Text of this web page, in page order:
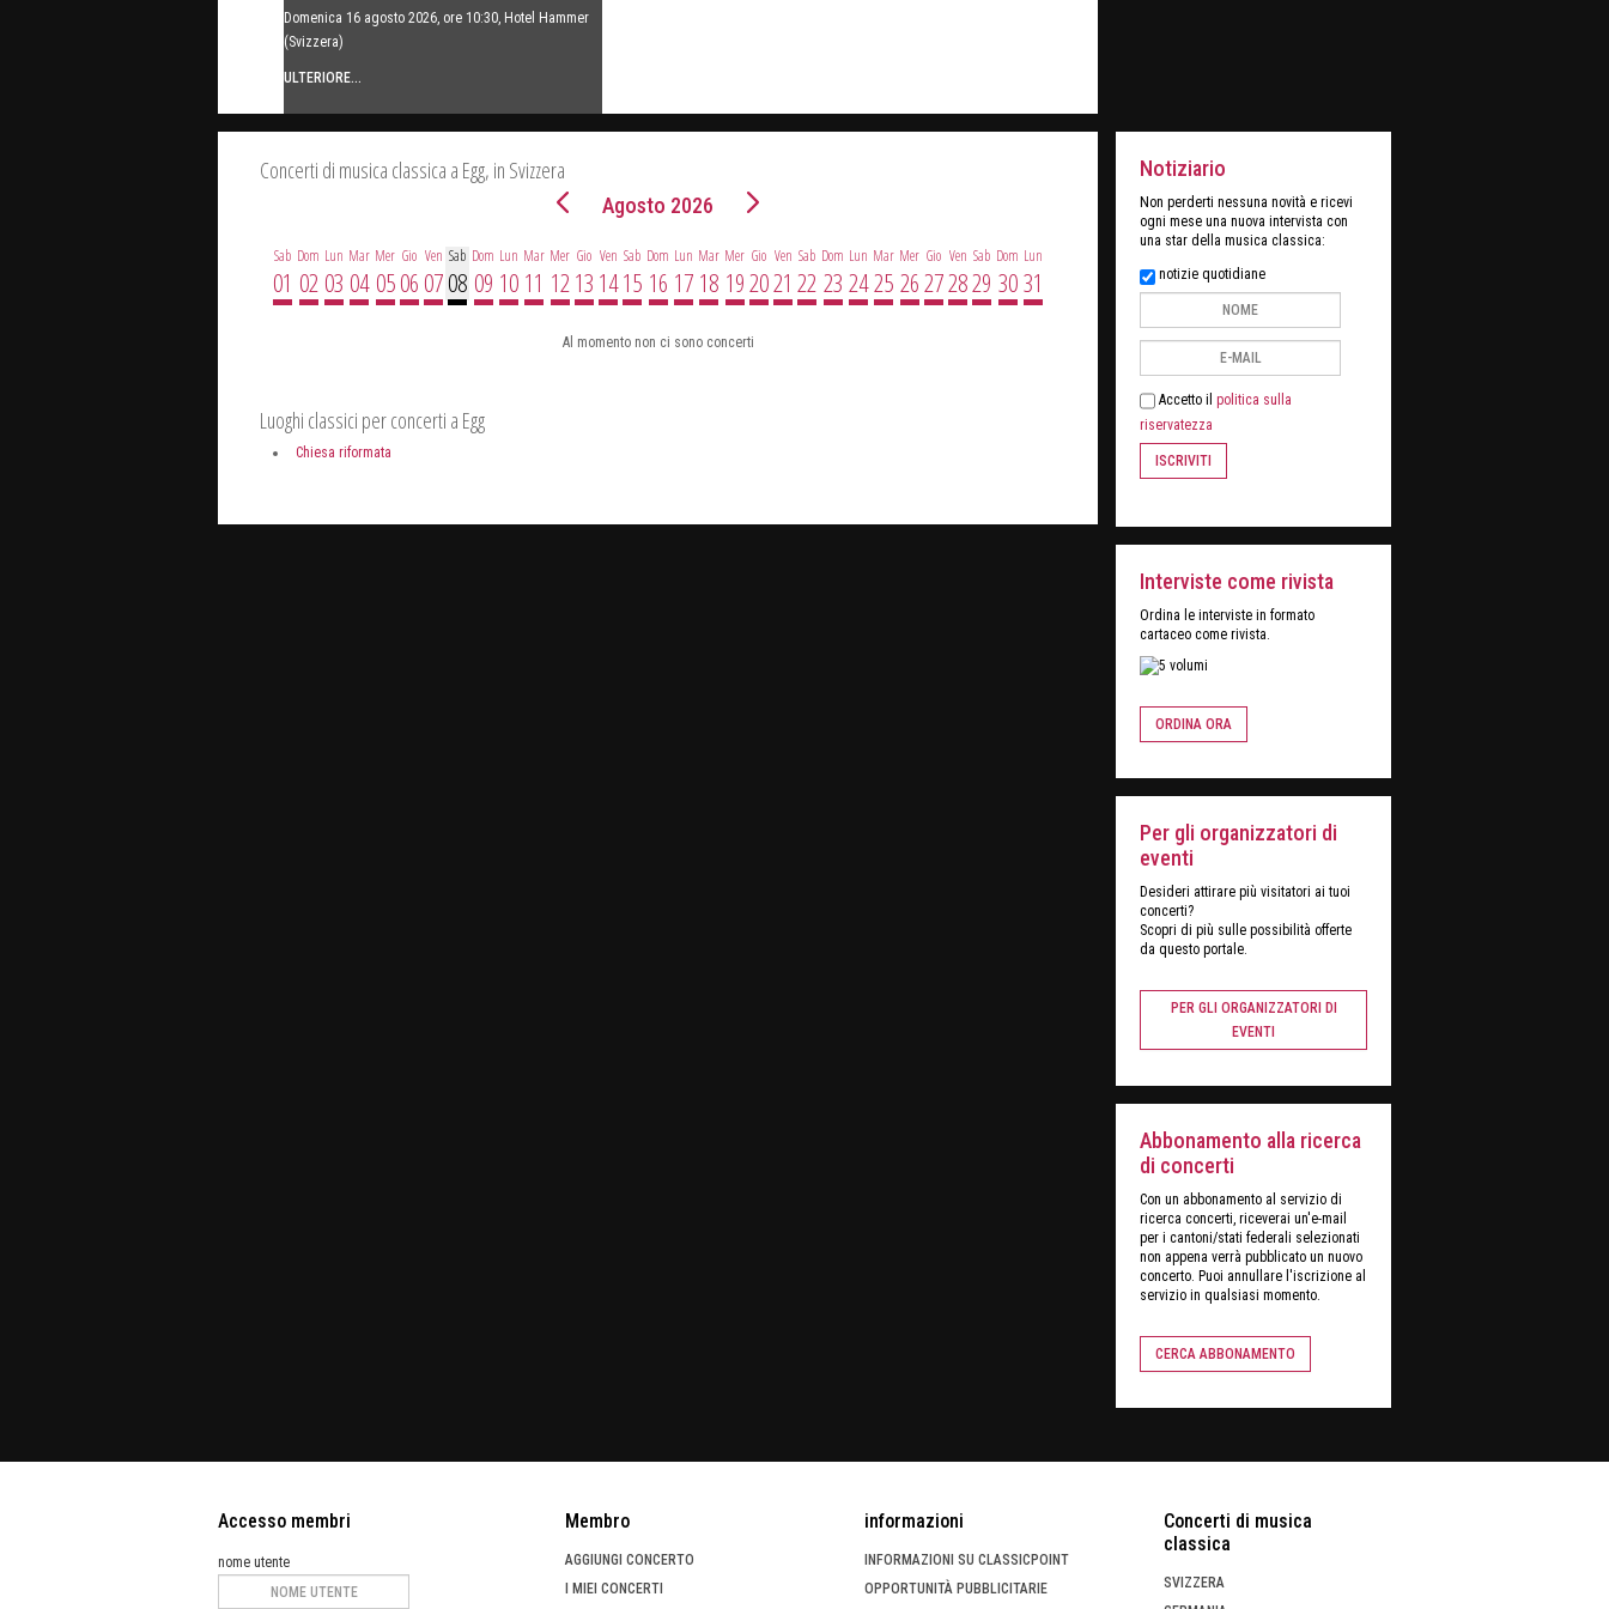
Domenica 16 agosto 2026, ore 10:30, Hotel Hammer
(Svizzera)
ULTERIORE...
Concerti di musica classica a Egg, in Svizzera
Agosto 2026
Sab
01
Dom
02
Lun
03
Mar
04
Mer
05
Gio
06
Ven
07
Sab
08
Dom
09
Lun
10
Mar
11
Mer
12
Gio
13
Ven
14
Sab
15
Dom
16
Lun
17
Mar
18
Mer
19
Gio
20
Ven
21
Sab
22
Dom
23
Lun
24
Mar
25
Mer
26
Gio
27
Ven
28
Sab
29
Dom
30
Lun
31
Al momento non ci sono concerti
Luoghi classici per concerti a Egg
Chiesa riformata
Notiziario
Non perderti nessuna novità e ricevi
ogni mese una nuova intervista con
una star della musica classica:
notizie quotidiane
Accetto il politica sulla
riservatezza
ISCRIVITI
Interviste come rivista
Ordina le interviste in formato
cartaceo come rivista.
ORDINA ORA
Per gli organizzatori di
eventi
Desideri attirare più visitatori ai tuoi
concerti?
Scopri di più sulle possibilità offerte
da questo portale.
PER GLI ORGANIZZATORI DI
EVENTI
Abbonamento alla ricerca
di concerti
Con un abbonamento al servizio di
ricerca concerti, riceverai un'e-mail
per i cantoni/stati federali selezionati
non appena verrà pubblicato un nuovo
concerto. Puoi annullare l'iscrizione al
servizio in qualsiasi momento.
CERCA ABBONAMENTO
Accesso membri
nome utente
Membro
AGGIUNGI CONCERTO
I MIEI CONCERTI
informazioni
INFORMAZIONI SU CLASSICPOINT
OPPORTUNITÀ PUBBLICITARIE
Concerti di musica
classica
SVIZZERA